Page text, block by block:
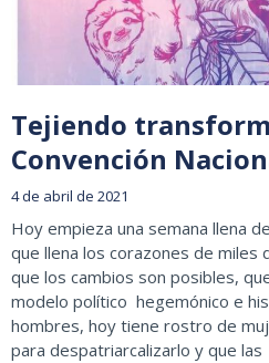
Tejiendo
Convención
4 de abril de 2021
Hoy empieza una semana llena
que llena los corazones de miles
que los cambios son posibles,
modelo político hegemónico e
hombres, hoy tiene rostro de
para despatriarcalizarlo y que las